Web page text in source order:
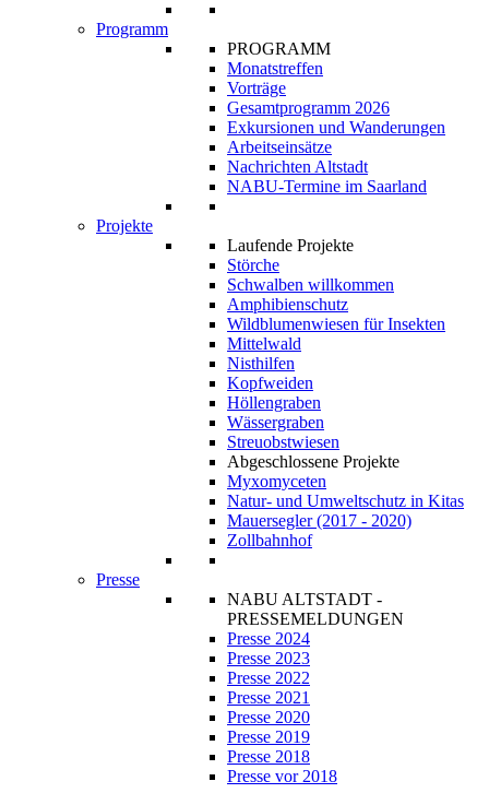
Programm
PROGRAMM
Monatstreffen
Vorträge
Gesamtprogramm 2026
Exkursionen und Wanderungen
Arbeitseinsätze
Nachrichten Altstadt
NABU-Termine im Saarland
Projekte
Laufende Projekte
Störche
Schwalben willkommen
Amphibienschutz
Wildblumenwiesen für Insekten
Mittelwald
Nisthilfen
Kopfweiden
Höllengraben
Wässergraben
Streuobstwiesen
Abgeschlossene Projekte
Myxomyceten
Natur- und Umweltschutz in Kitas
Mauersegler (2017 - 2020)
Zollbahnhof
Presse
NABU ALTSTADT -
PRESSEMELDUNGEN
Presse 2024
Presse 2023
Presse 2022
Presse 2021
Presse 2020
Presse 2019
Presse 2018
Presse vor 2018